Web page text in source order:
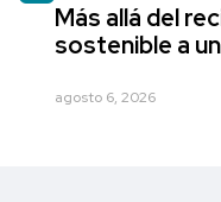
Más allá del
sostenible a
agosto 6, 2026